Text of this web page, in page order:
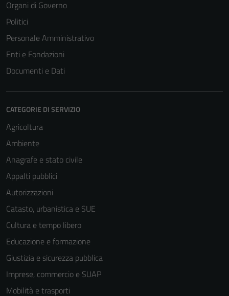
Organi di Governo
Politici
Personale Amministrativo
Enti e Fondazioni
Documenti e Dati
CATEGORIE DI SERVIZIO
Agricoltura
Ambiente
Anagrafe e stato civile
Appalti pubblici
Autorizzazioni
Catasto, urbanistica e SUE
Cultura e tempo libero
Educazione e formazione
Giustizia e sicurezza pubblica
Imprese, commercio e SUAP
Mobilità e trasporti